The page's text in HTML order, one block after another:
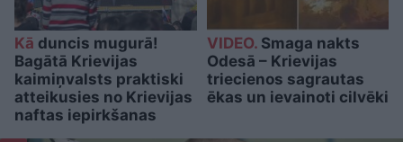
Kā duncis mugurā!
Bagātā Krievijas
kaimiņvalsts praktiski
atteikusies no Krievijas
naftas iepirkšanas
VIDEO.Smaga nakts
Odesā – Krievijas
triecienos sagrautas
ēkas un ievainoti cilvēki